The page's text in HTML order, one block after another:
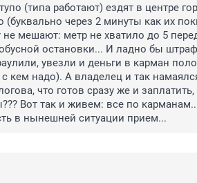
(типа работают) ездят в центре
через 2 минуты как их
мешают: метр не хватило до 5
остановки... И ладно бы
увезли и деньги в карман
кем надо). А владелец и так
что готов сразу же и
Вот так и живем: все по
в нынешней ситуации прием...